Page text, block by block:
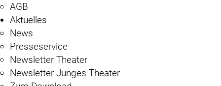
AGB
Aktuelles
News
Presseservice
Newsletter Theater
Newsletter Junges Theater